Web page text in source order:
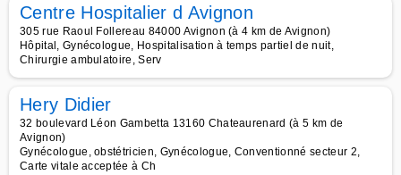
Centre Hospitalier d Avignon
305 rue Raoul Follereau 84000 Avignon (à 4 km de Avignon)
Hôpital, Gynécologue, Hospitalisation à temps partiel de nuit,
Chirurgie ambulatoire, Serv
Hery Didier
32 boulevard Léon Gambetta 13160 Chateaurenard (à 5 km de
Avignon)
Gynécologue, obstétricien, Gynécologue, Conventionné secteur 2,
Carte vitale acceptée à Ch